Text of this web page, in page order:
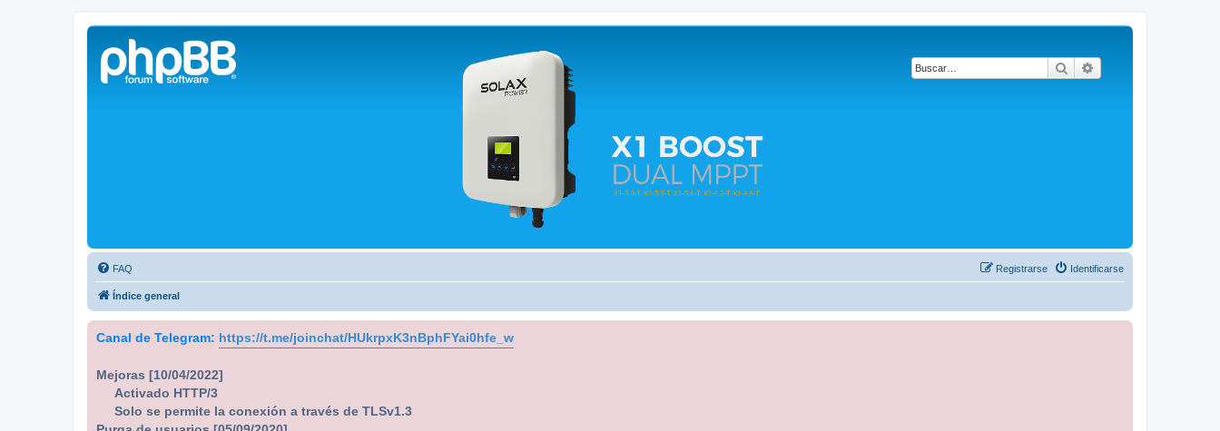
Buscar
Solax FAQ
Lugar para intercambiar dudas sobre inversores solares Solax y temas relacionados.
FAQ Identificarse
Registrarse
Índice general
Canal de Telegram: https://t.me/joinchat/HUkrpxK3nBphFYai0hfe_w
Mejoras [10/04/2022]
Activado HTTP/3
Solo se permite la conexión a través de TLSv1.3